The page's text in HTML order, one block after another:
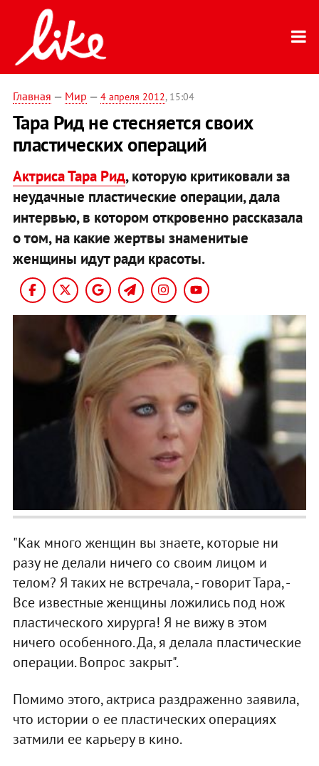
Главная — Мир — 4 апреля 2012, 15:04
Тара Рид не стесняется своих
пластических операций
Актриса Тара Рид, которую критиковали за
неудачные пластические операции, дала
интервью, в котором откровенно рассказала
о том, на какие жертвы знаменитые
женщины идут ради красоты.
"Как много женщин вы знаете, которые ни
разу не делали ничего со своим лицом и
телом? Я таких не встречала, - говорит Тара, -
Все известные женщины ложились под нож
пластического хирурга! Я не вижу в этом
ничего особенного. Да, я делала пластические
операции. Вопрос закрыт".
Помимо этого, актриса раздраженно заявила,
что истории о ее пластических операциях
затмили ее карьеру в кино.